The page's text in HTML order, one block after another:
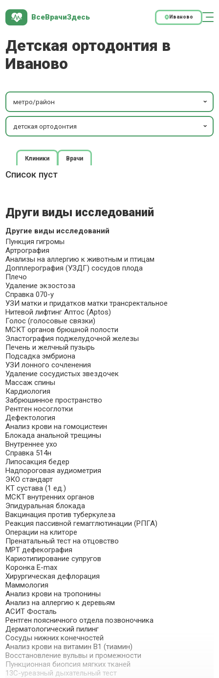
ВсеВрачиЗдесь Иваново
Детская ортодонтия в
Иваново
метро/район
детская ортодонтия
Клиники Врачи
Список пуст
Други виды исследований
Другие виды исследований
Пункция гигромы
Артрография
Анализы на аллергию к животным и птицам
Допплерография (УЗДГ) сосудов плода
Плечо
Удаление экзостоза
Справка 070-у
УЗИ матки и придатков матки трансректальное
Нитевой лифтинг Аптос (Aptos)
Голос (голосовые связки)
МСКТ органов брюшной полости
Эластография поджелудочной железы
Печень и желчный пузырь
Подсадка эмбриона
УЗИ лонного сочленения
Удаление сосудистых звездочек
Массаж спины
Кардиология
Забрюшинное пространство
Рентген носоглотки
Дефектология
Анализ крови на гомоцистеин
Блокада анальной трещины
Внутреннее ухо
Справка 514н
Липосакция бедер
Надпороговая аудиометрия
ЭКО стандарт
КТ сустава (1 ед.)
МСКТ внутренних органов
Эпидуральная блокада
Вакцинация против туберкулеза
Реакция пассивной гемагглютинации (РПГА)
Операции на клиторе
Пренатальный тест на отцовство
МРТ дефекография
Кариотипирование супругов
Коронка E-max
Хирургическая дефлорация
Маммология
Анализ крови на тропонины
Анализ на аллергию к деревьям
АСИТ Фосталь
Рентген поясничного отдела позвоночника
Дерматологический пилинг
Сосуды нижних конечностей
Анализ крови на витамин B1 (тиамин)
Восстановление вульвы и промежности
Пункционная биопсия мягких тканей
13С-уреазный дыхательный тест